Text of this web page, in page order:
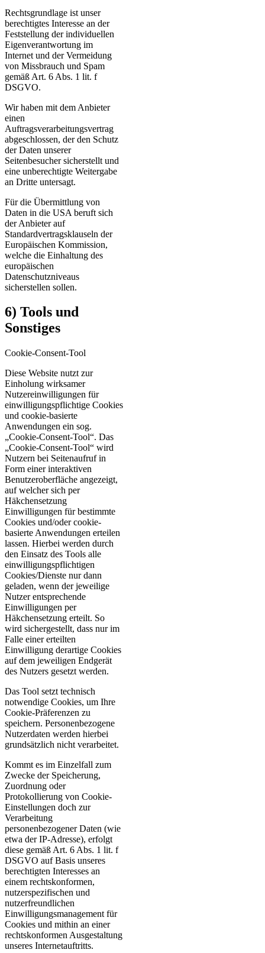
Rechtsgrundlage ist unser
berechtigtes Interesse an der
Feststellung der individuellen
Eigenverantwortung im
Internet und der Vermeidung
von Missbrauch und Spam
gemäß Art. 6 Abs. 1 lit. f
DSGVO.
Wir haben mit dem Anbieter
einen
Auftragsverarbeitungsvertrag
abgeschlossen, der den Schutz
der Daten unserer
Seitenbesucher sicherstellt und
eine unberechtigte Weitergabe
an Dritte untersagt.
Für die Übermittlung von
Daten in die USA beruft sich
der Anbieter auf
Standardvertragsklauseln der
Europäischen Kommission,
welche die Einhaltung des
europäischen
Datenschutzniveaus
sicherstellen sollen.
6) Tools und
Sonstiges
Cookie-Consent-Tool
Diese Website nutzt zur
Einholung wirksamer
Nutzereinwilligungen für
einwilligungspflichtige Cookies
und cookie-basierte
Anwendungen ein sog.
„Cookie-Consent-Tool“. Das
„Cookie-Consent-Tool“ wird
Nutzern bei Seitenaufruf in
Form einer interaktiven
Benutzeroberfläche angezeigt,
auf welcher sich per
Häkchensetzung
Einwilligungen für bestimmte
Cookies und/oder cookie-
basierte Anwendungen erteilen
lassen. Hierbei werden durch
den Einsatz des Tools alle
einwilligungspflichtigen
Cookies/Dienste nur dann
geladen, wenn der jeweilige
Nutzer entsprechende
Einwilligungen per
Häkchensetzung erteilt. So
wird sichergestellt, dass nur im
Falle einer erteilten
Einwilligung derartige Cookies
auf dem jeweiligen Endgerät
des Nutzers gesetzt werden.
Das Tool setzt technisch
notwendige Cookies, um Ihre
Cookie-Präferenzen zu
speichern. Personenbezogene
Nutzerdaten werden hierbei
grundsätzlich nicht verarbeitet.
Kommt es im Einzelfall zum
Zwecke der Speicherung,
Zuordnung oder
Protokollierung von Cookie-
Einstellungen doch zur
Verarbeitung
personenbezogener Daten (wie
etwa der IP-Adresse), erfolgt
diese gemäß Art. 6 Abs. 1 lit. f
DSGVO auf Basis unseres
berechtigten Interesses an
einem rechtskonformen,
nutzerspezifischen und
nutzerfreundlichen
Einwilligungsmanagement für
Cookies und mithin an einer
rechtskonformen Ausgestaltung
unseres Internetauftritts.